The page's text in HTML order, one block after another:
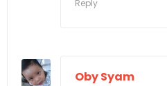
Reply
Oby Syam